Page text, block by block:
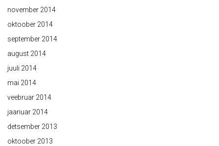
november 2014
oktoober 2014
september 2014
august 2014
juuli 2014
mai 2014
veebruar 2014
jaanuar 2014
detsember 2013
oktoober 2013